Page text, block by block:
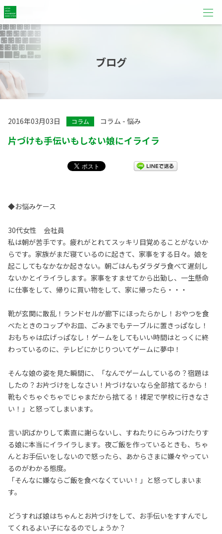
ブログ
2016年03月03日 コラム コラム - 悩み
片づけも手伝いもしない娘にイライラ
◆お悩みケース
30代女性 会社員
私は朝が苦手です。疲れがとれてスッキリ目覚めることがないか
らです。家族がまだ寝ているのに起きて、家事をする日々。娘を
起こしてもなかなか起きない。朝ごはんもダラダラ食べて遅刻し
ないかとイライラします。家事をすませてから出勤し、一生懸命
に仕事をして、帰りに買い物をして、家に帰ったら・・・
靴が玄関に散乱！ランドセルが廊下にほったらかし！おやつを食
べたときのコップやお皿、ごみまでもテーブルに置きっぱなし！
おもちゃは広げっぱなし！ゲームをしてもいい時間はとっくに終
わっているのに、テレビにかじりついてゲームに夢中！
そんな娘の姿を見た瞬間に、「なんでゲームしているの？宿題は
したの？お片づけをしなさい！片づけないなら全部捨てるから！
靴もぐちゃぐちゃでじゃまだから捨てる！裸足で学校に行きなさ
い！」と怒ってしまいます。
言い訳ばかりして素直に謝らないし、すねたりにらみつけたりす
る娘に本当にイライラします。夜ご飯を作っているときも、ちゃ
んとお手伝いをしないので怒ったら、あからさまに嫌々やってい
るのがわかる態度。
「そんなに嫌ならご飯を食べなくていい！」と怒ってしまいま
す。
どうすれば娘はちゃんとお片づけをして、お手伝いをすすんでし
てくれるよい子になるのでしょうか？